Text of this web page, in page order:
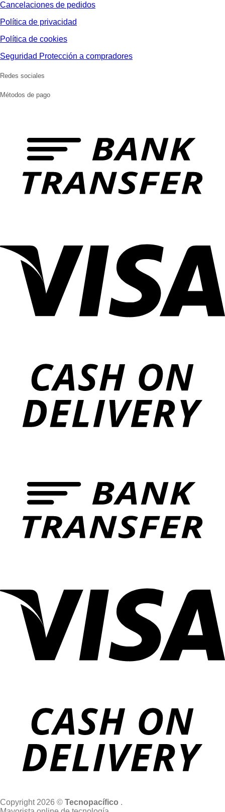
Cancelaciones de pedidos
Política de privacidad
Política de cookies
Seguridad Protección a compradores
Redes sociales
Métodos de pago
Copyright 2026 © Tecnopacífico .